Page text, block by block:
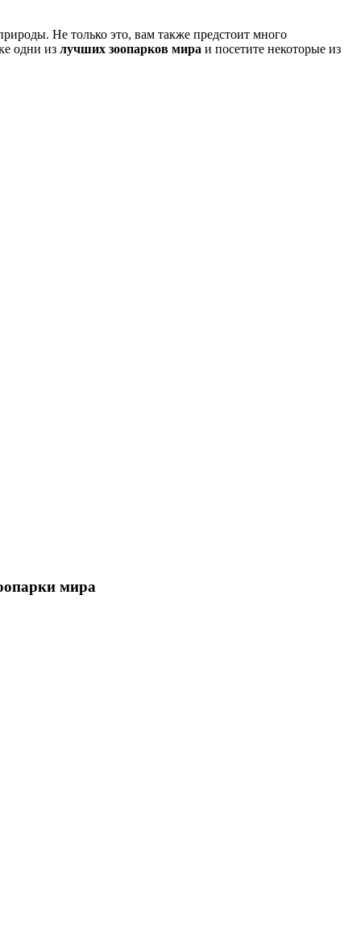
Не только это, вам также предстоит много
одни из лучших зоопарков мира и посетите некоторые из
мира